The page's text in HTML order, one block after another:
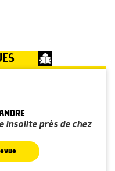
insolite près de chez